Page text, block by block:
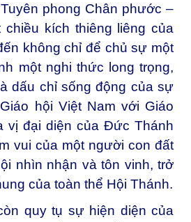
phong Chân phước –
chiều kích thiêng liêng của
không chỉ để chủ sự một
một nghi thức long trọng,
dấu chỉ sống động của sự
hội Việt Nam với Giáo
vị đại diện của Đức Thánh
vui của một người con đất
nhìn nhận và tôn vinh, trở
của toàn thể Hội Thánh.
quy tụ sự hiện diện của